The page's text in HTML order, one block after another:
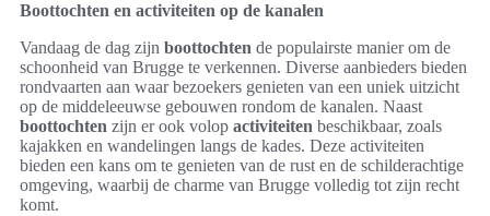
Boottochten en activiteiten op de kanalen
Vandaag de dag zijn boottochten de populairste manier om de
schoonheid van Brugge te verkennen. Diverse aanbieders bieden
rondvaarten aan waar bezoekers genieten van een uniek uitzicht
op de middeleeuwse gebouwen rondom de kanalen. Naast
boottochten zijn er ook volop activiteiten beschikbaar, zoals
kajakken en wandelingen langs de kades. Deze activiteiten
bieden een kans om te genieten van de rust en de schilderachtige
omgeving, waarbij de charme van Brugge volledig tot zijn recht
komt.